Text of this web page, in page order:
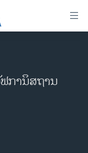
ການິສຖານ